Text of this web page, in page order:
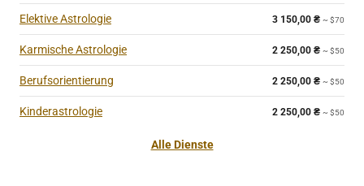
Elektive Astrologie 3 150,00 ₴ ~ $70
Karmische Astrologie 2 250,00 ₴ ~ $50
Berufsorientierung 2 250,00 ₴ ~ $50
Kinderastrologie 2 250,00 ₴ ~ $50
Alle Dienste